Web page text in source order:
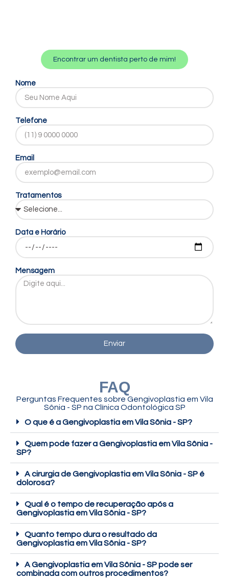
Encontrar um dentista perto de mim!
Nome
Telefone
Email
Tratamentos
Data e Horário
Mensagem
Enviar
FAQ
Perguntas Frequentes sobre Gengivoplastia em Vila
Sônia - SP na Clínica Odontológica SP
O que é a Gengivoplastia em Vila Sônia - SP?
Quem pode fazer a Gengivoplastia em Vila Sônia -
SP?
A cirurgia de Gengivoplastia em Vila Sônia - SP é
dolorosa?
Qual é o tempo de recuperação após a
Gengivoplastia em Vila Sônia - SP?
Quanto tempo dura o resultado da
Gengivoplastia em Vila Sônia - SP?
A Gengivoplastia em Vila Sônia - SP pode ser
combinada com outros procedimentos?